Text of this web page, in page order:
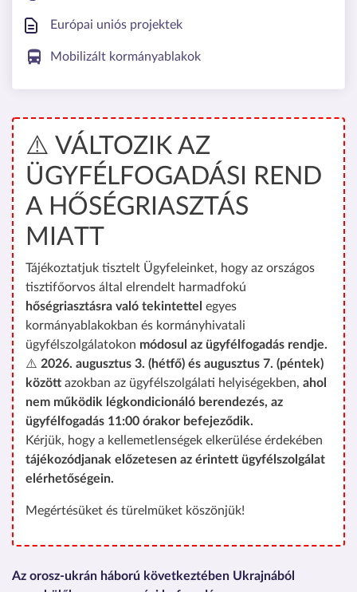
Európai uniós projektek
Mobilizált kormányablakok
⚠️ VÁLTOZIK AZ
ÜGYFÉLFOGADÁSI REND
A HŐSÉGRIASZTÁS
MIATT
Tájékoztatjuk tisztelt Ügyfeleinket, hogy az országos
tisztifőorvos által elrendelt harmadfokú
hőségriasztásra való tekintettel egyes
kormányablakokban és kormányhivatali
ügyfélszolgálatokon módosul az ügyfélfogadás rendje.
⚠️ 2026. augusztus 3. (hétfő) és augusztus 7. (péntek)
között azokban az ügyfélszolgálati helyiségekben, ahol
nem működik légkondicionáló berendezés, az
ügyfélfogadás 11:00 órakor befejeződik.
Kérjük, hogy a kellemetlenségek elkerülése érdekében
tájékozódjanak előzetesen az érintett ügyfélszolgálat
elérhetőségein.
Megértésüket és türelmüket köszönjük!
Az orosz-ukrán háború következtében Ukrajnából